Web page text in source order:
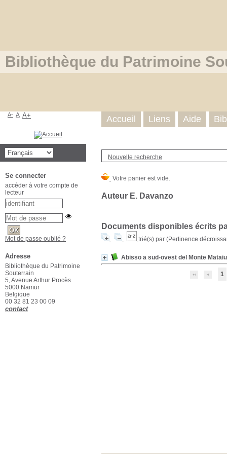
Bibliothèque du Patrimoine
Nouvelle recherche
Auteur E. Davanzo
Documents disponibles écrits
trié(s) par (Pertinence
Abisso a sud-ovest del Monte
1
Accueil Liens Aide
A- A A+
Se connecter
accéder à votre compte de
lecteur
Mot de passe oublié ?
Adresse
Bibliothèque du Patrimoine
Souterrain
5, Avenue Arthur Procès
5000 Namur
Belgique
00 32 81 23 00 09
contact